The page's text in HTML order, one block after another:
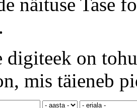
digiteek on
mis täieneb